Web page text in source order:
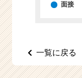
面接
一覧に戻る